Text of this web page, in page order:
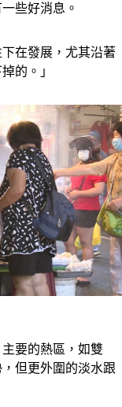
度破百來到123
在發展，尤其沿著
要的熱區，如雙
但更外圍的淡水跟